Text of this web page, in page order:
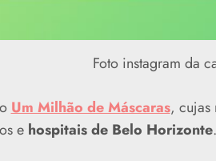
Foto instagram da
Um Milhão de Máscaras, cujas
e hospitais de Belo Horizonte